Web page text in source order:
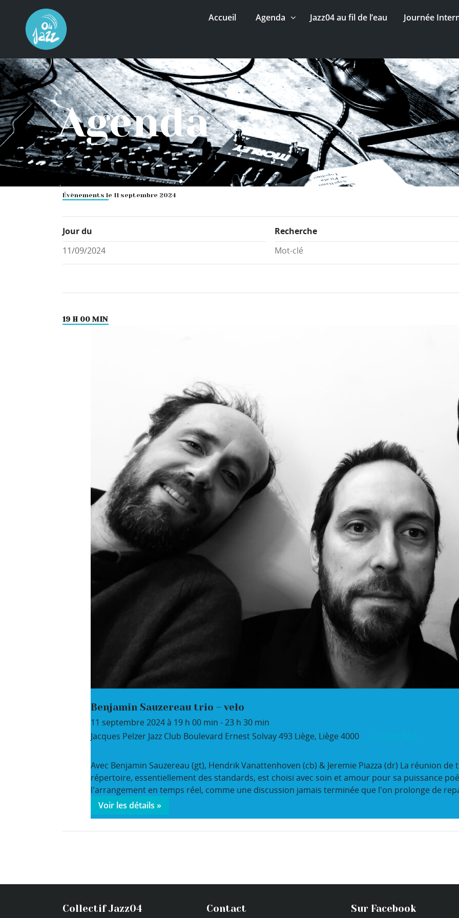
Accueil Agenda Jazz04 au fil de l’eau Journée
Agenda
Évènements le 11 septembre 2024
Jour du Recherche
19 H 00 MIN
Benjamin Sauzereau trio – velo
11 septembre 2024 à 19 h 00 min -23 h 30 min
Jacques Pelzer Jazz Club Boulevard Ernest Solvay 493 Liège, Liège4000
Avec Benjamin Sauzereau (gt), Hendrik Vanattenhoven (cb) & Jeremie Piazza (dr) La réunion
répertoire, essentiellement des standards, est choisi avec soin et amour pour sa puissance
l'arrangement en temps réel, comme une discussion jamais terminée que l'on prolonge de
Voir les détails »
Collectif Jazz04 Contact Sur Facebook